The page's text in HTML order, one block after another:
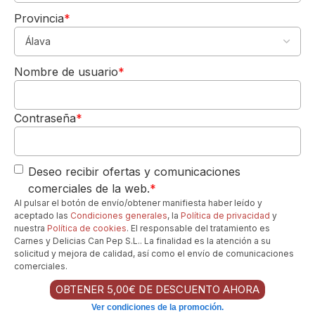
Esto permitirá que el vino se airee,
suavizando sus taninos y liberando todas
Burdeos, que faciliten la oxigenación y la
concentración de sus perfumes.
Can Pep Gourmet
¿Necesita ayuda?. Hablenos
por Whatsapp
Los favoritos de nuestros clientes...
Cl
o
5,00€
DE REGALO
Para tu 1º pedido
Los quiero-->
Provincia*
Nombre de usuario*
Contraseña*
Deseo recibir ofertas y comunicaciones
comerciales de la web.*
Al pulsar el botón de envío/obtener manifiesta haber leído y
aceptado las Condiciones generales, la Política de privacidad y
nuestra Política de cookies. El responsable del tratamiento es
Carnes y Delicias Can Pep S.L.. La finalidad es la atención a su
solicitud y mejora de calidad, así como el envío de comunicaciones
comerciales.
OBTENER 5,00€ DE DESCUENTO AHORA
Ver condiciones de la promoción.